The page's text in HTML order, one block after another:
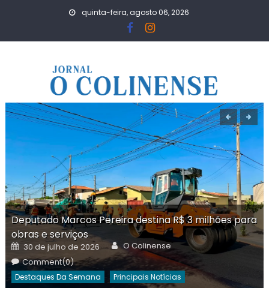
quinta-feira, agosto 06, 2026
Deputado Marcos Pereira destina R$ 3 milhões para
obras e serviços
Posted
on
30 de julho de 2026 Author
O Colinense
Comment(0)
Destaques Da Semana Principais Notícias